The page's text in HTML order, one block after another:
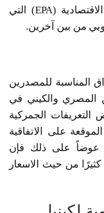
الجديدة، إلى جانب اتفاقية الشراكة الاقتصادية (EPA) التي
من بين آخرين.
المناسبة للمصدرين
المصري والكيني في
التعريفات الجمركية
على الاتفاقية
عوضاً على ذلك فإن
كثيرًا من حيث الاسعار